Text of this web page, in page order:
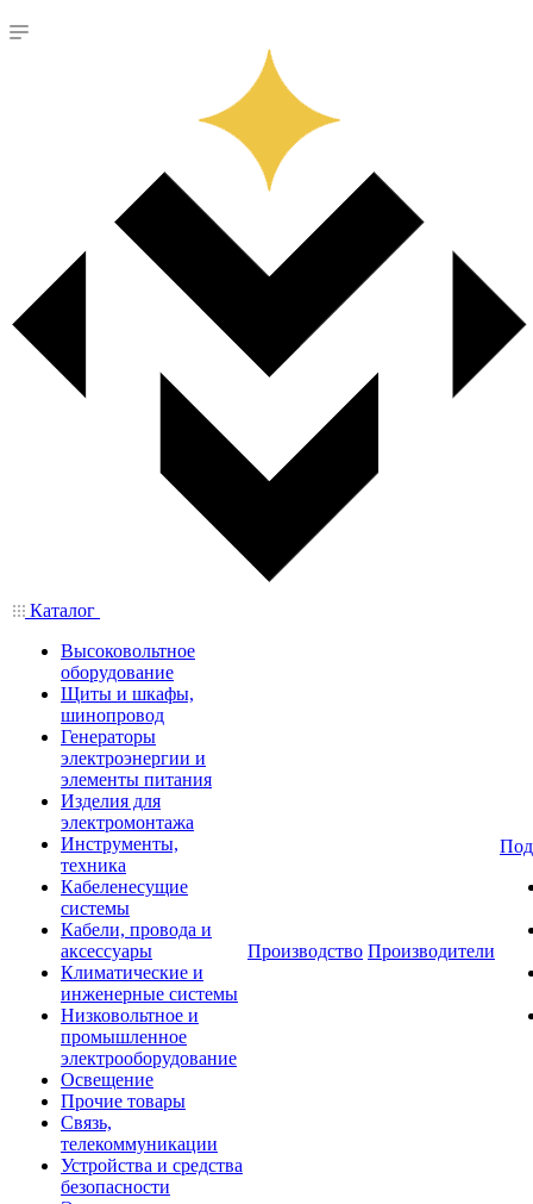
Каталог
Высоковольтное
оборудование
Щиты и шкафы,
шинопровод
Генераторы
электроэнергии и
элементы питания
Изделия для
электромонтажа
Инструменты,
техника
Кабеленесущие
системы
Кабели, провода и
аксессуары
Климатические и
инженерные системы
Низковольтное и
промышленное
электрооборудование
Освещение
Прочие товары
Связь,
телекоммуникации
Устройства и средства
безопасности
Производство Производители